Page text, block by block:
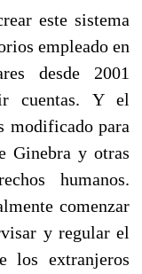
este sistema
empleado en
desde 2001
cuentas. Y el
modificado para
Ginebra y otras
humanos.
comenzar
y regular el
los extranjeros